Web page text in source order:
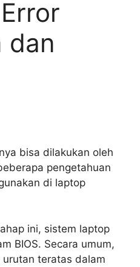
dan
bisa dilakukan oleh
pengetahuan
di laptop
ini, sistem laptop
BIOS. Secara umum,
teratas dalam